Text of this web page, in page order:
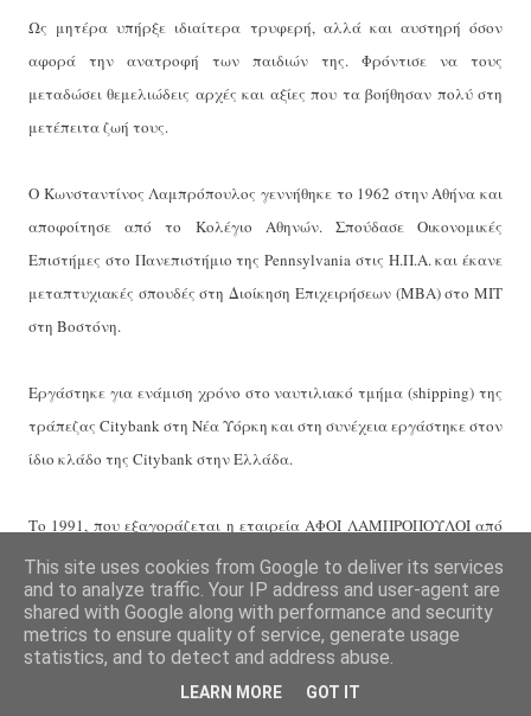
Ως μητέρα υπήρξε ιδιαίτερα τρυφερή, αλλά και αυστηρή όσον
αφορά την ανατροφή των παιδιών της. Φρόντισε να τους
μεταδώσει θεμελιώδεις αρχές και αξίες που τα βοήθησαν πολύ στη
μετέπειτα ζωή τους.
Ο Κωνσταντίνος Λαμπρόπουλος γεννήθηκε το 1962 στην Αθήνα και
αποφοίτησε από το Κολέγιο Αθηνών. Σπούδασε Οικονομικές
Επιστήμες στο Πανεπιστήμιο της Pennsylvania στις Η.Π.Α. και έκανε
μεταπτυχιακές σπουδές στη Διοίκηση Επιχειρήσεων (ΜΒΑ) στο ΜΙΤ
στη Βοστόνη.
Εργάστηκε για ενάμιση χρόνο στο ναυτιλιακό τμήμα (shipping) της
τράπεζας Citybank στη Νέα Υόρκη και στη συνέχεια εργάστηκε στον
ίδιο κλάδο της Citybank στην Ελλάδα.
Το 1991, που εξαγοράζεται η εταιρεία ΑΦΟΙ ΛΑΜΠΡΟΠΟΥΛΟΙ από
τον πατέρα και το θείο του, παραιτήθηκε από τη δουλειά του και
δραστηριοποιήθηκε αποκλειστικά στην οικογενειακή επιχείρηση.
Ανέλαβε το οικονομικό και διοικητικό κομμάτι και προχώρησε
αρκετά πράγματα, φτάνοντας την εταιρεία σ’ ένα σημείο
κερδοφορίας, που να μπορεί να πουληθεί με τις καλύτερες
This site uses cookies from Google to deliver its services
and to analyze traffic. Your IP address and user-agent are
shared with Google along with performance and security
metrics to ensure quality of service, generate usage
statistics, and to detect and address abuse.
LEARN MORE GOT IT